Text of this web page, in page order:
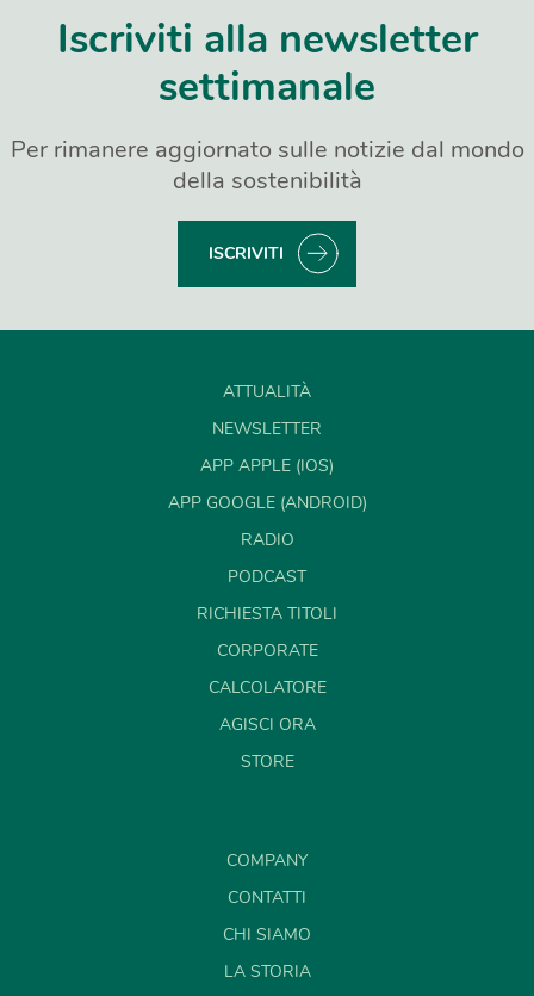
Iscriviti alla newsletter
settimanale
Per rimanere aggiornato sulle notizie dal mondo
della sostenibilità
ISCRIVITI
ATTUALITÀ
NEWSLETTER
APP APPLE (IOS)
APP GOOGLE (ANDROID)
RADIO
PODCAST
RICHIESTA TITOLI
CORPORATE
CALCOLATORE
AGISCI ORA
STORE
COMPANY
CONTATTI
CHI SIAMO
LA STORIA